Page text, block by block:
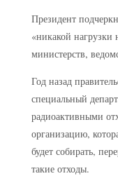
Президент
«никакой
министерств,
Год назад
специальный
радиоактивными
организацию,
будет собирать,
такие отходы.